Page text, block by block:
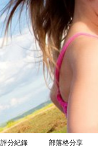
評分紀錄
部落格分享